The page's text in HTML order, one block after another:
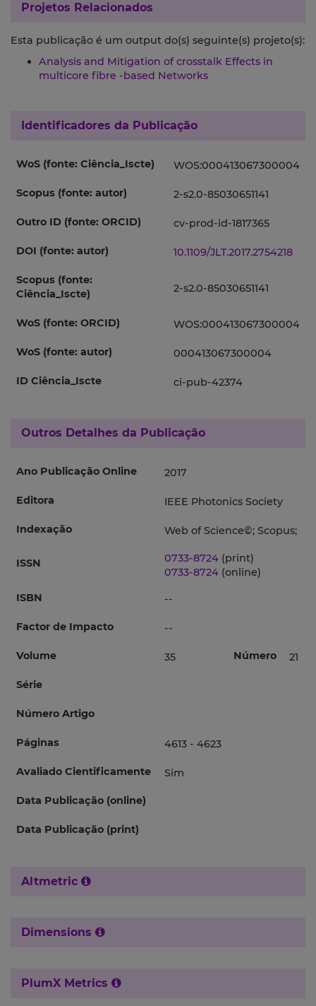
Projetos Relacionados
Esta publicação é um output do(s) seguinte(s) projeto(s):
Analysis and Mitigation of crosstalk Effects in
multicore fibre -based Networks
Identificadores da Publicação
WoS (fonte: Ciência_Iscte) WOS:000413067300004
Scopus (fonte: autor) 2-s2.0-85030651141
Outro ID (fonte: ORCID) cv-prod-id-1817365
DOI (fonte: autor) 10.1109/JLT.2017.2754218
Scopus (fonte:
Ciência_Iscte)
2-s2.0-85030651141
WoS (fonte: ORCID) WOS:000413067300004
WoS (fonte: autor) 000413067300004
ID Ciência_Iscte ci-pub-42374
Outros Detalhes da Publicação
Ano Publicação Online 2017
Editora IEEE Photonics Society
Indexação Web of Science©; Scopus;
ISSN 0733-8724 (print)
0733-8724 (online)
ISBN
--
Factor de Impacto --
Volume 35 Número 21
Série
Número Artigo
Páginas 4613 - 4623
Avaliado Cientificamente Sim
Data Publicação (online)
Data Publicação (print)
Altmetric
Dimensions
PlumX Metrics